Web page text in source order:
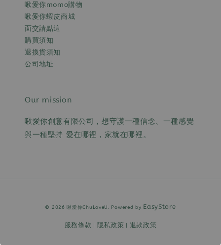
啾愛你momo購物
啾愛你蝦皮商城
面交請點這
購買須知
退換貨須知
公司地址
Our mission
啾愛你創意有限公司，想守護一種信念、一種感覺
與一種堅持 愛在哪裡，家就在哪裡。
© 2026 啾愛你ChuLoveU. Powered by EasyStore
服務條款 隱私政策 退款政策